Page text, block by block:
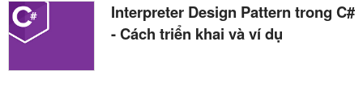
Interpreter Design Pattern trong C#
- Cách triển khai và ví dụ